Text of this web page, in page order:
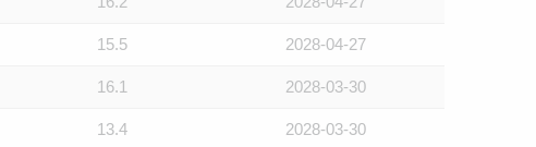
15.5 2028-04-27
16.1 2028-03-30
13.4 2028-03-30